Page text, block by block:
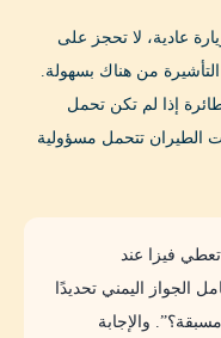
عادية، لا تحجز على
من هناك بسهولة.
إذا لم تكن تحمل
الطيران تتحمل مسؤولية
فيزا عند
الجواز اليمني تحديدًا
والإجابة